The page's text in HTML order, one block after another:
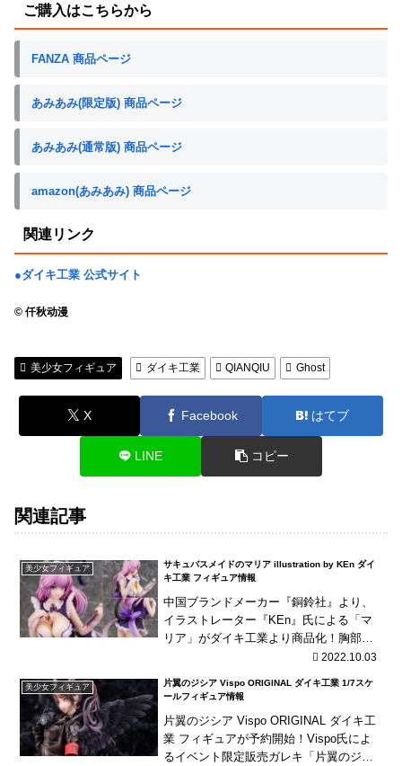
ご購入はこちらから
FANZA 商品ページ
あみあみ(限定版) 商品ページ
あみあみ(通常版) 商品ページ
amazon(あみあみ) 商品ページ
関連リンク
●ダイキ工業 公式サイト
© 仟秋动漫
美少女フィギュア ダイキ工業 QIANQIU Ghost
X Facebook はてブ
LINE コピー
関連記事
美少女フィギュア
サキュバスメイドのマリア illustration by KEn ダイ
キ工業 フィギュア情報
中国ブランドメーカー『銅鈴社』より、
イラストレーター『KEn』氏による「マ
リア」がダイキ工業より商品化！胸部の
差し替えパーツに台座・椅子パーツが付
2022.10.03
美少女フィギュア
片翼のジシア Vispo ORIGINAL ダイキ工業 1/7スケ
ールフィギュア情報
片翼のジシア Vispo ORIGINAL ダイキ工
業 フィギュアが予約開始！Vispo氏によ
るイベント限定販売ガレキ「片翼のジシ